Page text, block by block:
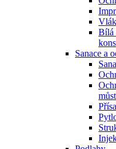
Bílá
Sanace a